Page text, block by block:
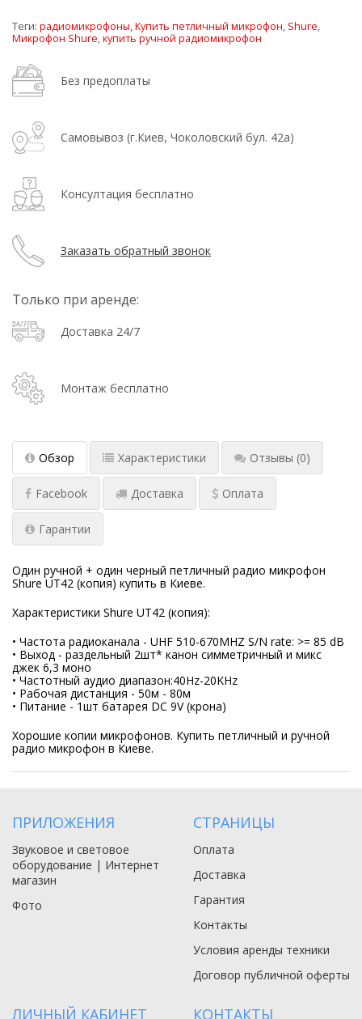
Теги: радиомикрофоны,Купить петличный микрофон, Shure,
Микрофон Shure,купить ручной радиомикрофон
Без предоплаты
Самовывоз (г.Киев, Чоколовский бул. 42а)
Консултация бесплатно
Заказать обратный звонок
Только при аренде:
Доставка 24/7
Монтаж бесплатно
Обзор Характеристики Отзывы (0)
Facebook Доставка Оплата
Гарантии
Один ручной + один черный петличный радио микрофон
Shure UT42 (копия) купить в Киеве.
Характеристики Shure UT42 (копия):
• Частота радиоканала - UHF 510-670MHZ S/N rate: >= 85 dB
• Выход - раздельный 2шт* канон симметричный и микс
джек 6,3 моно
• Частотный аудио диапазон:40Hz-20KHz
• Рабочая дистанция - 50м - 80м
• Питание - 1шт батарея DC 9V (крона)
Хорошие копии микрофонов. Купить петличный и ручной
радио микрофон в Киеве.
ПРИЛОЖЕНИЯ
Звуковое и световое
оборудование | Интернет
магазин
Фото
СТРАНИЦЫ
Оплата
Доставка
Гарантия
Контакты
Условия аренды техники
Договор публичной оферты
ЛИЧНЫЙ КАБИНЕТ КОНТАКТЫ